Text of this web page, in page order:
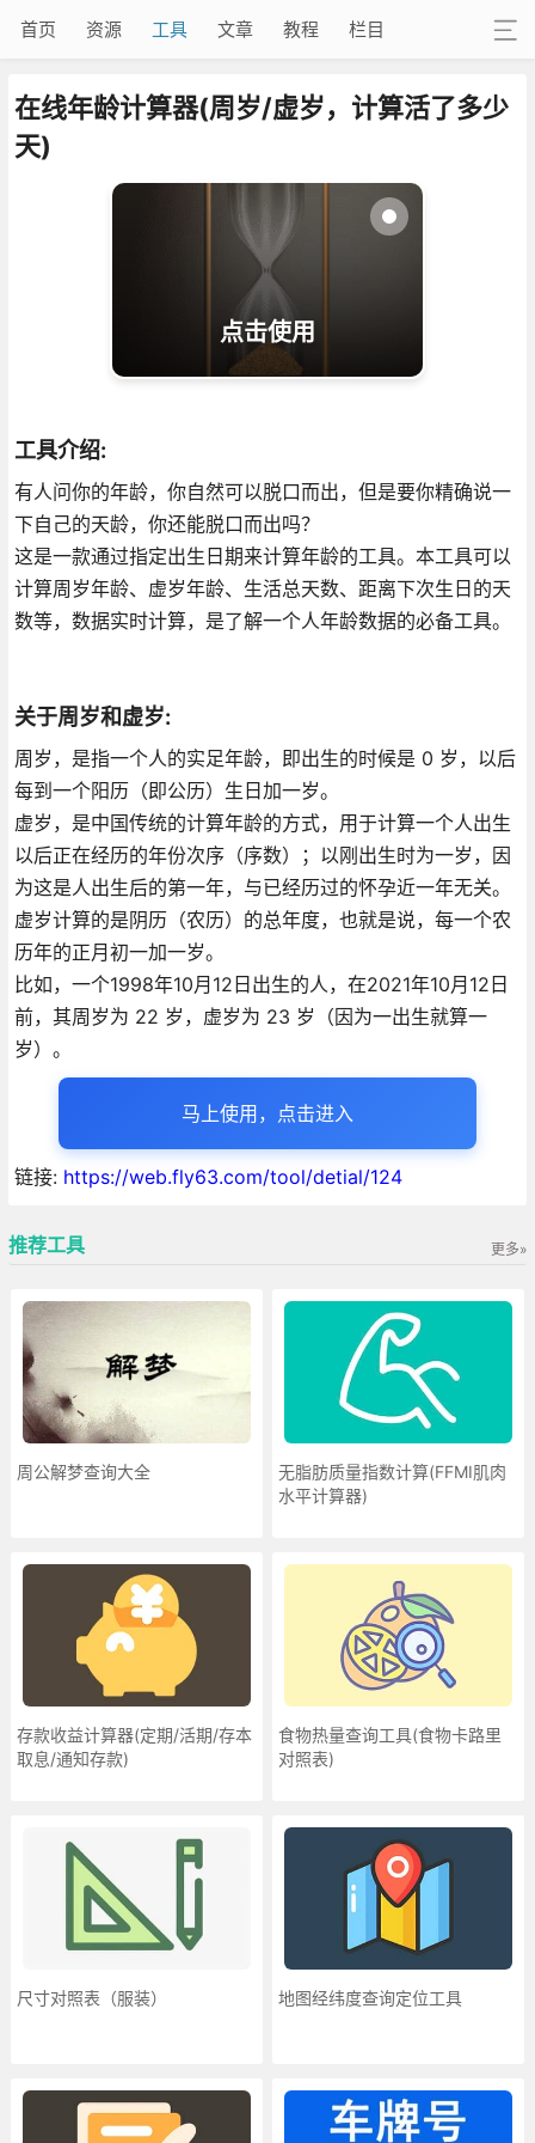
首页 资源 工具 文章 教程 栏目
在线年龄计算器(周岁/虚岁，计算活了多少
天)
点击使用
工具介绍:
有人问你的年龄，你自然可以脱口而出，但是要你精确说一
下自己的天龄，你还能脱口而出吗？
这是一款通过指定出生日期来计算年龄的工具。本工具可以
计算周岁年龄、虚岁年龄、生活总天数、距离下次生日的天
数等，数据实时计算，是了解一个人年龄数据的必备工具。
关于周岁和虚岁:
周岁，是指一个人的实足年龄，即出生的时候是 0 岁，以后
每到一个阳历（即公历）生日加一岁。
虚岁，是中国传统的计算年龄的方式，用于计算一个人出生
以后正在经历的年份次序（序数）；以刚出生时为一岁，因
为这是人出生后的第一年，与已经历过的怀孕近一年无关。
虚岁计算的是阴历（农历）的总年度，也就是说，每一个农
历年的正月初一加一岁。
比如，一个1998年10月12日出生的人，在2021年10月12日
前，其周岁为 22 岁，虚岁为 23 岁（因为一出生就算一
岁）。
马上使用，点击进入
链接: https://web.fly63.com/tool/detial/124
推荐工具 更多»
周公解梦查询大全
无脂肪质量指数计算(FFMI肌肉
水平计算器)
存款收益计算器(定期/活期/存本
取息/通知存款)
食物热量查询工具(食物卡路里
对照表)
尺寸对照表（服装） 地图经纬度查询定位工具